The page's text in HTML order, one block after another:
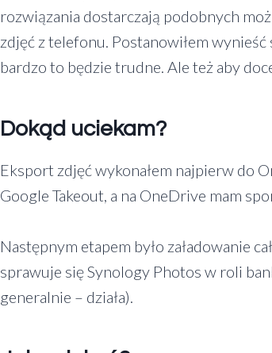
rozwiązania dostarczają podobnych
zdjęć z telefonu. Postanowiłem
bardzo to będzie trudne. Ale też aby
Dokąd uciekam?
Eksport zdjęć wykonałem najpierw do
Google Takeout, a na OneDrive mam
Następnym etapem było załadowanie
sprawuje się Synology Photos w roli
generalnie – działa).